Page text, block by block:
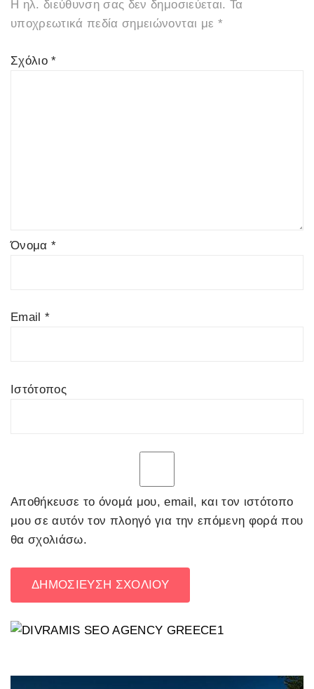
Η ηλ. διεύθυνση σας δεν δημοσιεύεται. Τα
υποχρεωτικά πεδία σημειώνονται με *
Σχόλιο*
Όνομα*
Email*
Ιστότοπος
Αποθήκευσε το όνομά μου, email, και τον ιστότοπο
μου σε αυτόν τον πλοηγό για την επόμενη φορά που
θα σχολιάσω.